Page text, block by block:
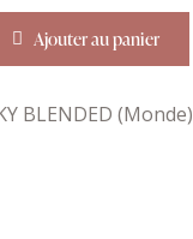
Ajouter au panier
BLENDED (Monde)